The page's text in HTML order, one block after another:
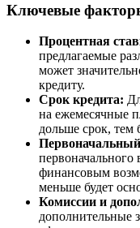
Ключевые
Процентная
предлагаемые
может
кредиту.
Срок кредита:
на ежемесячные
дольше срок, тем
Первоначальный
первоначального
финансовым
меньше будет
Комиссии и
дополнительные